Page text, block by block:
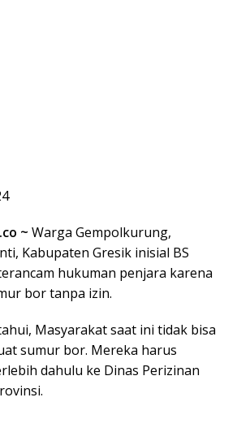
~ Warga Gempolkurung,
Kabupaten Gresik inisial BS
hukuman penjara karena
bor tanpa izin.
Masyarakat saat ini tidak bisa
sumur bor. Mereka harus
dahulu ke Dinas Perizinan